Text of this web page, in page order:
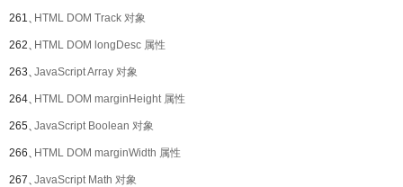
261、HTML DOM Track 对象
262、HTML DOM longDesc 属性
263、JavaScript Array 对象
264、HTML DOM marginHeight 属性
265、JavaScript Boolean 对象
266、HTML DOM marginWidth 属性
267、JavaScript Math 对象